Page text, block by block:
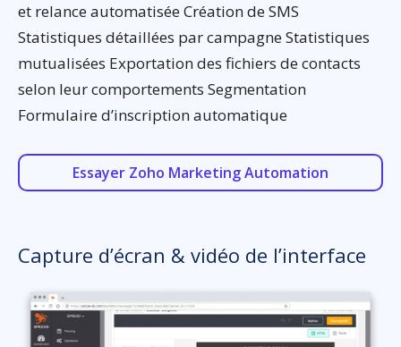
et relance automatisée Création de SMS
Statistiques détaillées par campagne Statistiques
mutualisées Exportation des fichiers de contacts
selon leur comportements Segmentation
Formulaire d’inscription automatique
Essayer Zoho Marketing Automation
Capture d’écran & vidéo de l’interface